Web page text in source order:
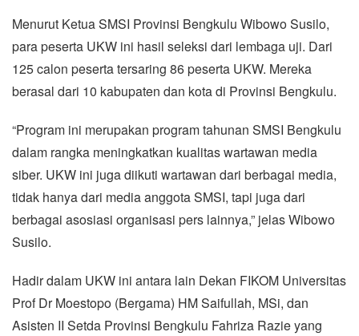
Menurut Ketua SMSI Provinsi Bengkulu Wibowo Susilo,
para peserta UKW ini hasil seleksi dari lembaga uji. Dari
125 calon peserta tersaring 86 peserta UKW. Mereka
berasal dari 10 kabupaten dan kota di Provinsi Bengkulu.
“Program ini merupakan program tahunan SMSI Bengkulu
dalam rangka meningkatkan kualitas wartawan media
siber. UKW ini juga diikuti wartawan dari berbagai media,
tidak hanya dari media anggota SMSI, tapi juga dari
berbagai asosiasi organisasi pers lainnya,” jelas Wibowo
Susilo.
Hadir dalam UKW ini antara lain Dekan FIKOM Universitas
Prof Dr Moestopo (Bergama) HM Saifullah, MSi, dan
Asisten II Setda Provinsi Bengkulu Fahriza Razie yang